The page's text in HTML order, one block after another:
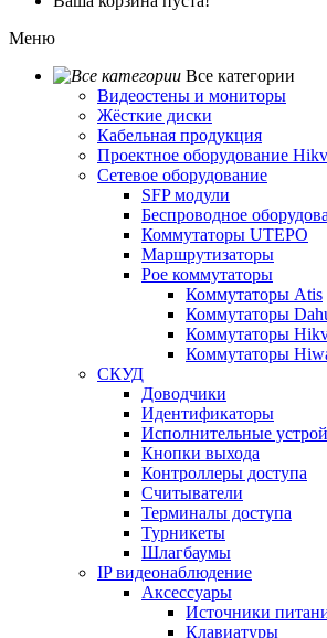
Меню
Все категории
Видеостены и мониторы
Жёсткие диски
Кабельная продукция
Проектное оборудование
Сетевое оборудование
SFP модули
Беспроводное
Коммутаторы UTEPO
Маршрутизаторы
Poe коммутаторы
Коммутаторы Atis
Коммутаторы
Коммутаторы
Коммутаторы
СКУД
Доводчики
Идентификаторы
Исполнительные
Кнопки выхода
Контроллеры доступа
Считыватели
Терминалы доступа
Турникеты
Шлагбаумы
IP видеонаблюдение
Аксессуары
Источники
Клавиатуры